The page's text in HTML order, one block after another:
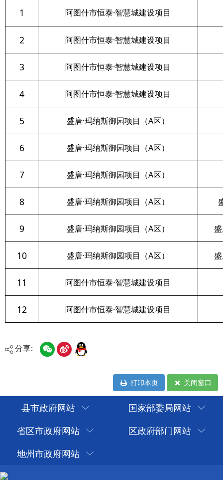
5 盛唐·玛纳斯御园项目（A区）
7 盛唐·玛纳斯御园项目（A区） 盛唐·
9 盛唐·玛纳斯御园项目（A区）
10 盛唐·玛纳斯御园项目（A区）
11 阿图什市恒泰·智慧城建设项目
分享:
打印本页 关闭窗口
县市政府网站
国家部委局网站
省区市政府网站
区政府部门网站
地州市政府网站